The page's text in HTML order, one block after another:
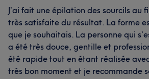
J’ai fait une épilation des sourcils au
très satisfaite du résultat. La forme
que je souhaitais. La personne qui
a été très douce, gentille et
été rapide tout en étant réalisée avec
très bon moment et je recommande